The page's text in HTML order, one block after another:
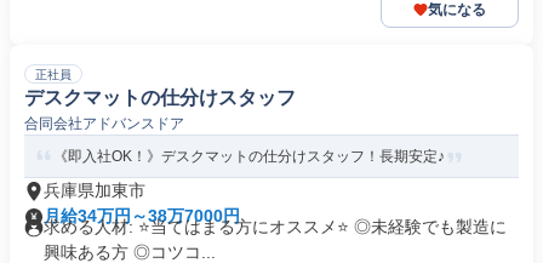
気になる
正社員
デスクマットの仕分けスタッフ
合同会社アドバンスドア
《即入社OK！》デスクマットの仕分けスタッフ！長期安定♪
兵庫県加東市
月給34万円～38万7000円
求める人材: ⭐️当てはまる方にオススメ⭐️ ◎未経験でも製造に
興味ある方 ◎コツコ...